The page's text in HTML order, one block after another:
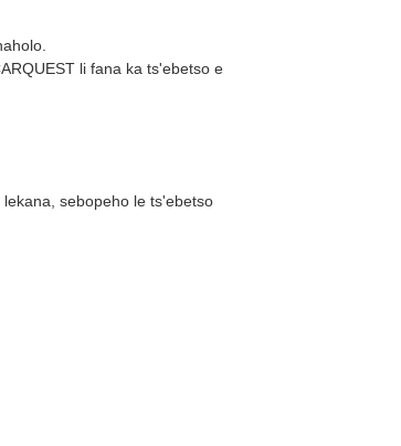
li fana ka ts'ebetso e
sebopeho le ts'ebetso